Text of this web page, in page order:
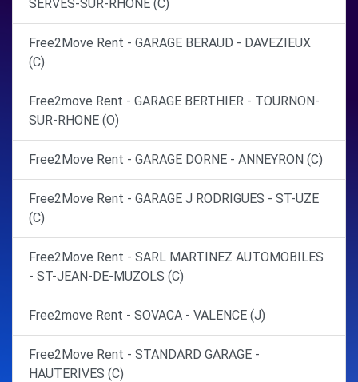
SERVES-SUR-RHONE (C)
Free2Move Rent - GARAGE BERAUD - DAVEZIEUX
(C)
Free2move Rent - GARAGE BERTHIER - TOURNON-
SUR-RHONE (O)
Free2Move Rent - GARAGE DORNE - ANNEYRON (C)
Free2Move Rent - GARAGE J RODRIGUES - ST-UZE
(C)
Free2Move Rent - SARL MARTINEZ AUTOMOBILES
- ST-JEAN-DE-MUZOLS (C)
Free2move Rent - SOVACA - VALENCE (J)
Free2Move Rent - STANDARD GARAGE -
HAUTERIVES (C)